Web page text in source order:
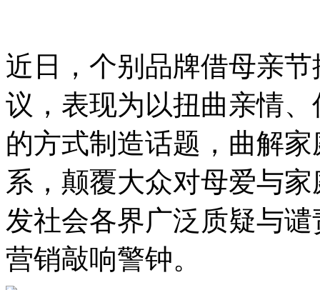
近日，个别品牌借母亲
议，表现为以扭曲亲情
的方式制造话题，曲解
系，颠覆大众对母爱与
发社会各界广泛质疑与
营销敲响警钟。